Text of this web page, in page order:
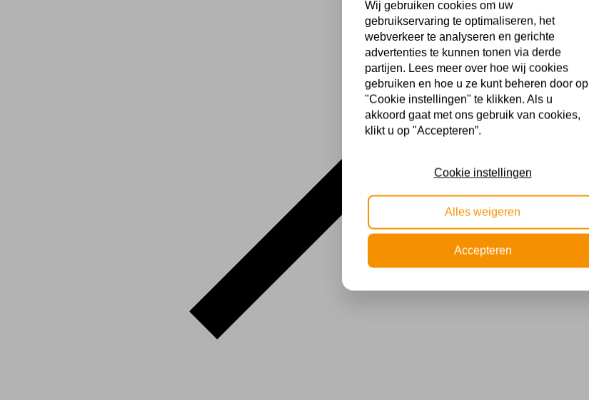
Wij gebruiken cookies om uw
gebruikservaring te optimaliseren, het
webverkeer te analyseren en gerichte
advertenties te kunnen tonen via derde
partijen. Lees meer over hoe wij cookies
gebruiken en hoe u ze kunt beheren door op
"Cookie instellingen" te klikken. Als u
akkoord gaat met ons gebruik van cookies,
klikt u op "Accepteren”.
Cookie instellingen
Alles weigeren
Accepteren